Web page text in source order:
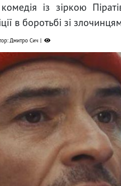
із зіркою
в боротьбі зі
Дмитро Сич